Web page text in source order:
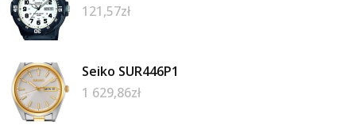
121,57zł
Seiko SUR446P1
1 629,86zł